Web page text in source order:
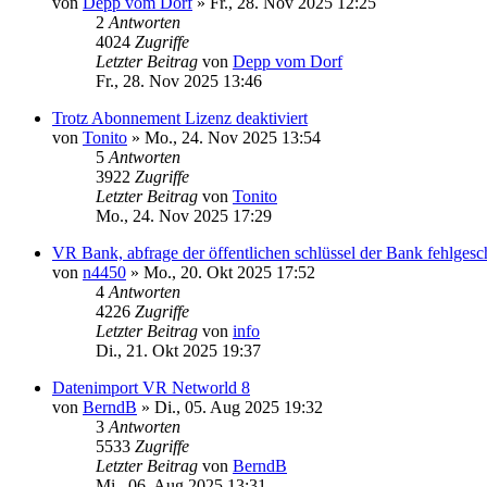
2 Antworten
4024 Zugriffe
Letzter Beitrag von Depp vom Dorf
Fr., 28. Nov 2025 13:46
Trotz Abonnement Lizenz deaktiviert
von Tonito » Mo., 24. Nov 2025 13:54
5 Antworten
3922 Zugriffe
Letzter Beitrag von Tonito
Mo., 24. Nov 2025 17:29
VR Bank, abfrage der öffentlichen schlüssel der Bank
von n4450 » Mo., 20. Okt 2025 17:52
4 Antworten
4226 Zugriffe
Letzter Beitrag von info
Di., 21. Okt 2025 19:37
Datenimport VR Networld 8
von BerndB » Di., 05. Aug 2025 19:32
3 Antworten
5533 Zugriffe
Letzter Beitrag von BerndB